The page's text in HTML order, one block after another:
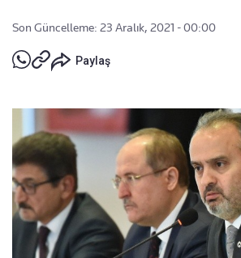
Son Güncelleme: 23 Aralık, 2021 - 00:00
Paylaş